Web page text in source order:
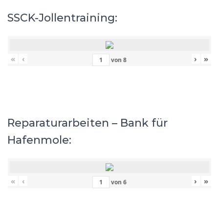
SSCK-Jollentraining:
« ‹ von 8 › »
Reparaturarbeiten – Bank für
Hafenmole:
« ‹ von 6 › »